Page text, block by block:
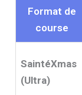
Format de
course
SaintéXmas
(Ultra)